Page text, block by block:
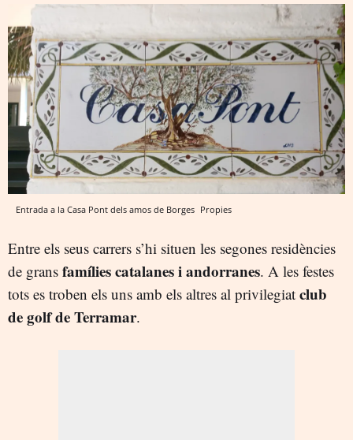
Entrada a la Casa Pont dels amos de Borges Propies
Entre els seus carrers s’hi situen les segones residències
de grans famílies catalanes i andorranes. A les festes
tots es troben els uns amb els altres al privilegiat club
de golf de Terramar.